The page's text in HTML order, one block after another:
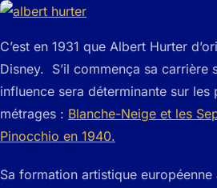
C’est en 1931 que Albert Hurter
Disney. S’il commença sa carrière
influence sera déterminante sur les
métrages : Blanche-Neige et les
Pinocchio en 1940.
Sa formation artistique européenne